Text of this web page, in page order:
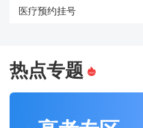
医疗预约挂号
热点专题